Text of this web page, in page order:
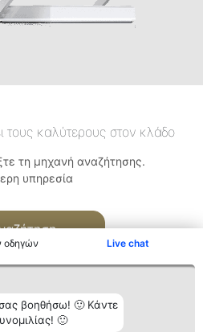
οδηγών Live chat
βοηθήσω! 🙂 Κάντε
🙂
τους καλύτερους στον κλάδο
τη μηχανή αναζήτησης.
υπηρεσία